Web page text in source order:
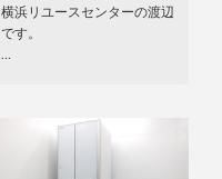
横浜リユースセンターの渡辺
です。